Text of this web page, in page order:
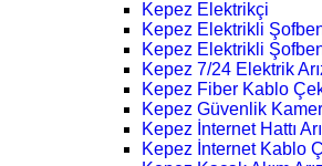
Kepez Elektrikçi
Kepez Elektrikli
Kepez Elektrikli
Kepez 7/24 Elektrik
Kepez Fiber Kablo
Kepez Güvenlik
Kepez İnternet Hattı
Kepez İnternet Kablo